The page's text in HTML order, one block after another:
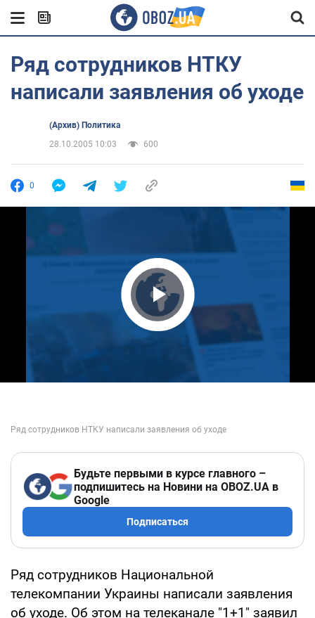
Ряд сотрудников НТКУ
написали заявления об уходе
(Архив) Политика
28.10.2005 10:03
600
0
Play Video
Будьте первыми в курсе главного –
подпишитесь на Новини на OBOZ.UA в
Google
Подписаться
Ряд сотрудников Национальной
телекомпании Украины написали заявления
об уходе. Об этом на телеканале "1+1" заявил